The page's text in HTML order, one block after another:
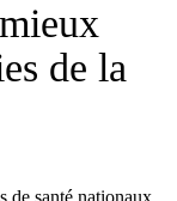
de la